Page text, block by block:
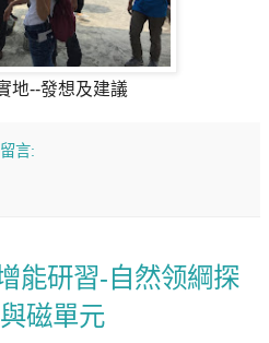
地--發想及建議
言:
能研習-自然领綱探
磁單元